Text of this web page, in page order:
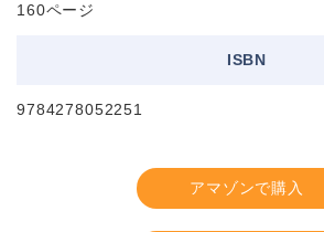
160ページ
ISBN
9784278052251
アマゾンで購入